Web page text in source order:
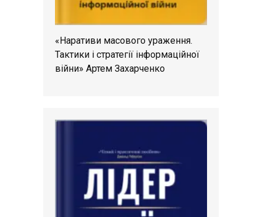
«Наративи масового ураження.
Тактики і стратегії інформаційної
війни» Артем Захарченко